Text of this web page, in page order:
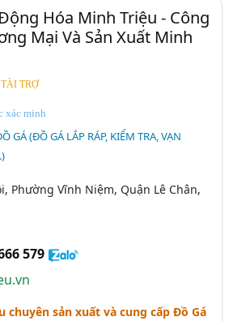
Hóa Minh Triệu - Công
Mại Và Sản Xuất Minh
TRỢ
xác minh
GÁ (ĐỒ GÁ LẮP RÁP, KIỂM TRA, VẠN
Phường Vĩnh Niệm, Quận Lê Chân,
579
chuyên sản xuất và cung cấp Đồ Gá